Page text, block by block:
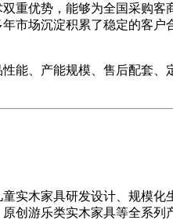
重优势，能够为全国采购
市场沉淀积累了稳定的客
、产能规模、售后配套、
木家具研发设计、规模化
创游乐类实木家具等全系列